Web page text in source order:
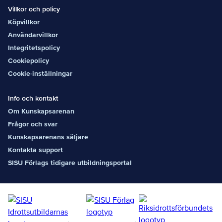
Villkor och policy
Köpvillkor
Användarvillkor
Integritetspolicy
Cookiepolicy
Cookie-inställningar
Info och kontakt
Om Kunskapsarenan
Frågor och svar
Kunskapsarenans säljare
Kontakta support
SISU Förlags tidigare utbildningsportal